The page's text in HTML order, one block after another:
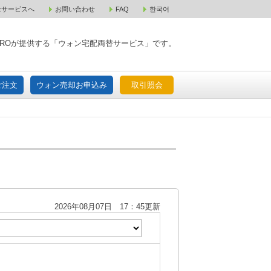
ービスへ お問い合わせ FAQ 한국어
が提供する「ウォン宅配両替サービス」です。
文 ウォン売却お申込み 取引照会
宅配ご注文 ウォン売却お申込み 取引照会
2026年08月07日 17：45更新